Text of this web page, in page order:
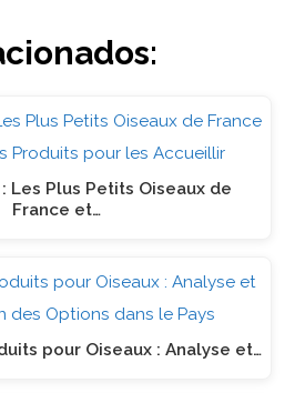
Les Plus Petits Oiseaux de
France et…
pour Oiseaux : Analyse et…